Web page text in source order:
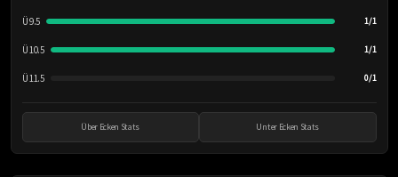
Ü 9.5 1/1
Ü 10.5 1/1
Ü 11.5 0/1
Über Ecken Stats Unter Ecken Stats